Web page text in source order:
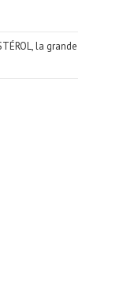
la grande